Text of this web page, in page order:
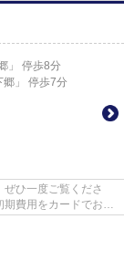
」 停歩8分
郷」 停歩7分
ひ一度ご覧くださ
費用をカードでお支